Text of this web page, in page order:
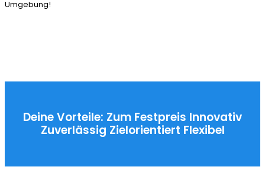
Umgebung!
Deine Vorteile: Zum Festpreis Innovativ
Zuverlässig Zielorientiert Flexibel